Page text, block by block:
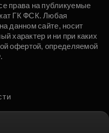
права на публикуемые
ГК ФСК. Любая
данном сайте, носит
характер и ни при каких
офертой, определяемой